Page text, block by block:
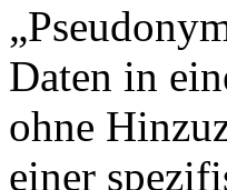
Daten in
ohne
einer